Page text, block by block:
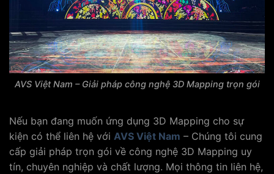
AVS Việt Nam – Giải pháp công nghệ 3D Mapping trọn gói
Nếu bạn đang muốn ứng dụng 3D Mapping cho sự
kiện có thể liên hệ với AVS Việt Nam – Chúng tôi cung
cấp giải pháp trọn gói về công nghệ 3D Mapping uy
tín, chuyên nghiệp và chất lượng. Mọi thông tin liên hệ,